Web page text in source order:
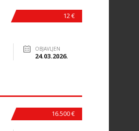
12 €
OBJAVLJEN
24.03.2026.
16.500 €